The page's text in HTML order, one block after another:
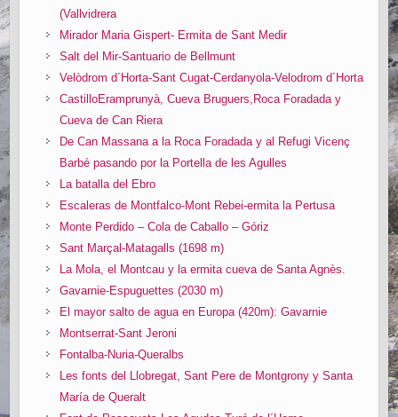
(Vallvidrera
Mirador Maria Gispert- Ermita de Sant Medir
Salt del Mir-Santuario de Bellmunt
Velòdrom d´Horta-Sant Cugat-Cerdanyola-Velodrom d´Horta
CastilloEramprunyà, Cueva Bruguers,Roca Foradada y
Cueva de Can Riera
De Can Massana a la Roca Foradada y al Refugi Vicenç
Barbé pasando por la Portella de les Agulles
La batalla del Ebro
Escaleras de Montfalco-Mont Rebei-ermita la Pertusa
Monte Perdido – Cola de Caballo – Góriz
Sant Marçal-Matagalls (1698 m)
La Mola, el Montcau y la ermita cueva de Santa Agnès.
Gavarnie-Espuguettes (2030 m)
El mayor salto de agua en Europa (420m): Gavarnie
Montserrat-Sant Jeroni
Fontalba-Nuria-Queralbs
Les fonts del Llobregat, Sant Pere de Montgrony y Santa
María de Queralt